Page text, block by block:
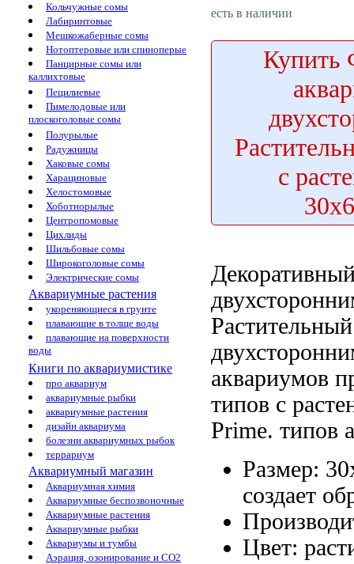
Кольчужные сомы
Лабиринтовые
Мешкожаберные сомы
Нотоптеровые или спиноперые
Панцирные сомы или
каллихтовые
Пецилиевые
Пимелодовые или
плоскоголовые сомы
Полурылые
Радужницы
Хаковые сомы
Харациновые
Хелостомовые
Хоботнорылые
Центропомовые
Цихлиды
Шильбовые сомы
Широкоголовые сомы
Электрические сомы
Аквариумные растения
укореняющиеся в грунте
плавающие в толще воды
плавающие на поверхности
воды
Книги по аквариумистике
про аквариум
аквариумные рыбки
аквариумные растения
дизайн аквариума
болезни аквариумных рыбок
террариум
Аквариумный магазин
Аквариумная химия
Аквариумные беспозвоночные
Аквариумные растения
Аквариумные рыбки
Аквариумы и тумбы
Аэрация, озонирование и CO2
есть в наличии
Купить
с
Растительный
аквариумов
типов с
Prime. типов
Размер:
создает
Цвет: